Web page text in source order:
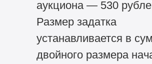
аукциона — 530
Размер задатка
устанавливается в
двойного размера